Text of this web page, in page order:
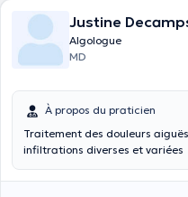
Justine
Algologue
MD
À propos du praticien
Traitement des douleurs
infiltrations diverses et variées